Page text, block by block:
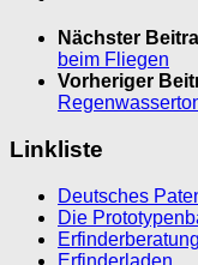
Nächster
beim Fliegen
Vorheriger
Linkliste
Deutsches
Die
Erfinderberatung
Erfinderladen